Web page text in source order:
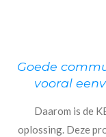
Goede
vooral
Daarom is de
oplossing. Deze